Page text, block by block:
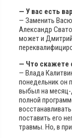
— У вас есть
— Заменить
Александр
может и
— Что скажете
— Влада
понедельник он
выбыл на месяц-
полной
поставить его
травмы. Но, в